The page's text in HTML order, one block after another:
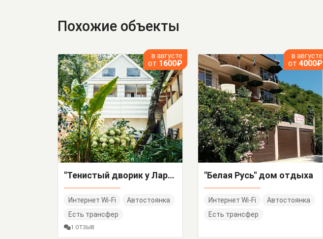
Похожие объекты
в августе
от 1600₽
"Тенистый дворик у Ларисы" частный сектор
Интернет Wi-Fi
Автостоянка
Есть трансфер
1 ОТЗЫВ
в августе
от 4000₽
"Белая Русь" дом отдыха
Интернет Wi-Fi
Автостоянка
Есть трансфер